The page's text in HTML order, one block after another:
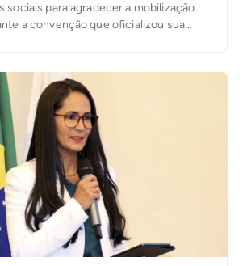
sociais para agradecer a mobilização
a convenção que oficializou sua
das caravanas, lideranças e
participaram […]